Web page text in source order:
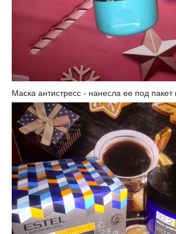
Маска антистресс - нанесла ее под пакет